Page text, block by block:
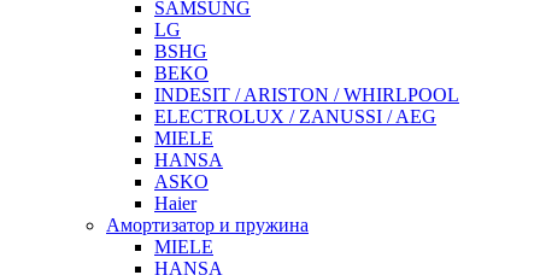
SAMSUNG
LG
BSHG
BEKO
INDESIT / ARISTON / WHIRLPOOL
ELECTROLUX / ZANUSSI / AEG
MIELE
HANSA
ASKO
Haier
Амортизатор и пружина
MIELE
HANSA